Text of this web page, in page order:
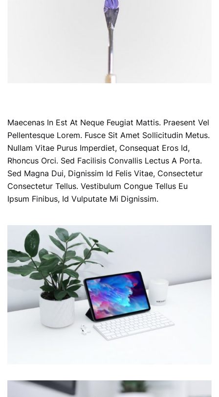
Maecenas In Est At Neque Feugiat Mattis. Praesent Vel
Pellentesque Lorem. Fusce Sit Amet Sollicitudin Metus.
Nullam Vitae Purus Imperdiet, Consequat Eros Id,
Rhoncus Orci. Sed Facilisis Convallis Lectus A Porta.
Sed Magna Dui, Dignissim Id Felis Vitae, Consectetur
Consectetur Tellus. Vestibulum Congue Tellus Eu
Ipsum Finibus, Id Vulputate Mi Dignissim.